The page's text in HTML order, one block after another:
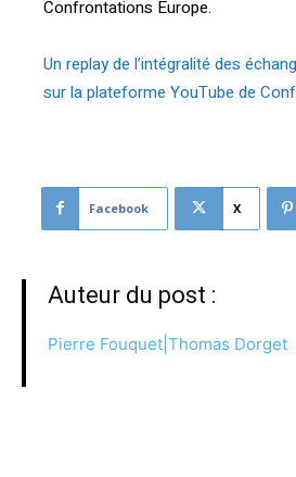
Confrontations Europe.
Un replay de l’intégralité des
sur la plateforme YouTube de
Facebook X
Auteur du post :
Pierre Fouquet|Thomas Dorget